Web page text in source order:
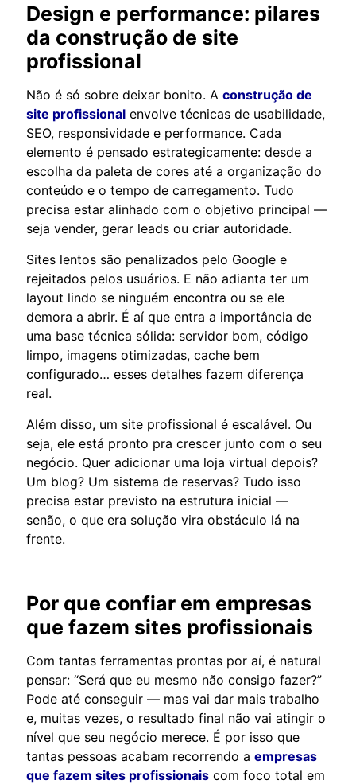
Design e performance: pilares
da construção de site
profissional
Não é só sobre deixar bonito. A construção de
site profissional envolve técnicas de usabilidade,
SEO, responsividade e performance. Cada
elemento é pensado estrategicamente: desde a
escolha da paleta de cores até a organização do
conteúdo e o tempo de carregamento. Tudo
precisa estar alinhado com o objetivo principal —
seja vender, gerar leads ou criar autoridade.
Sites lentos são penalizados pelo Google e
rejeitados pelos usuários. E não adianta ter um
layout lindo se ninguém encontra ou se ele
demora a abrir. É aí que entra a importância de
uma base técnica sólida: servidor bom, código
limpo, imagens otimizadas, cache bem
configurado… esses detalhes fazem diferença
real.
Além disso, um site profissional é escalável. Ou
seja, ele está pronto pra crescer junto com o seu
negócio. Quer adicionar uma loja virtual depois?
Um blog? Um sistema de reservas? Tudo isso
precisa estar previsto na estrutura inicial —
senão, o que era solução vira obstáculo lá na
frente.
Por que confiar em empresas
que fazem sites profissionais
Com tantas ferramentas prontas por aí, é natural
pensar: “Será que eu mesmo não consigo fazer?”
Pode até conseguir — mas vai dar mais trabalho
e, muitas vezes, o resultado final não vai atingir o
nível que seu negócio merece. É por isso que
tantas pessoas acabam recorrendo a empresas
que fazem sites profissionais com foco total em